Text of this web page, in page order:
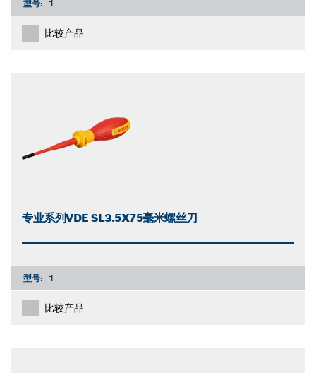
型号: 1
比较产品
专业系列VDE SL3.5X75毫米螺丝刀
型号: 1
比较产品